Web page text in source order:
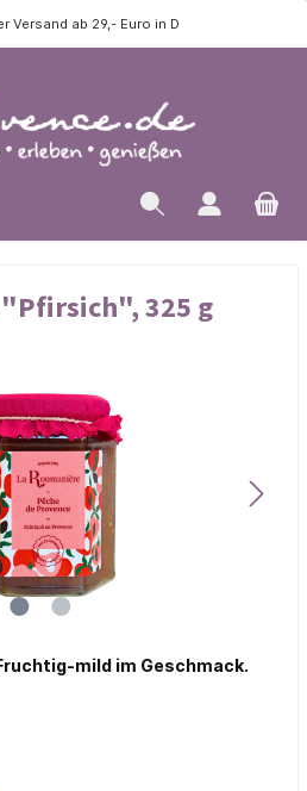
Versand ab 29,- Euro in D
325 g
mild im Geschmack.